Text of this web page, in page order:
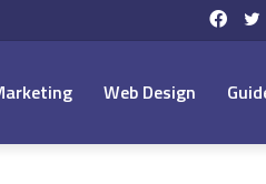
Web Design